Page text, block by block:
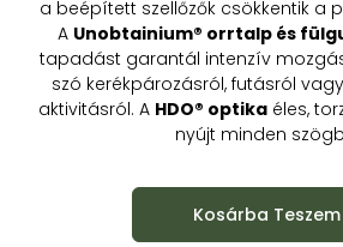
a beépített szellőzők csökkentik a
A Unobtainium® orrtalp és
tapadást garantál intenzív
szó kerékpározásról, futásról
aktivitásról. A HDO® optikaéles,
nyújt minden
Kosárba Teszem